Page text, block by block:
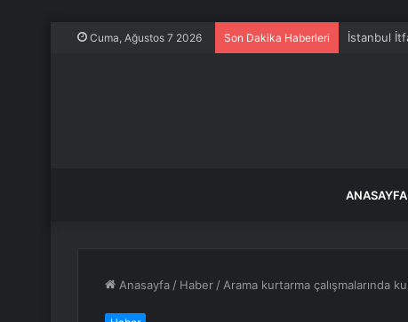
Cuma, Ağustos 7 2026 Son Dakika Haberleri İstanbul
ANASAYFA
Anasayfa / Haber / Arama kurtarma çalışmalarında